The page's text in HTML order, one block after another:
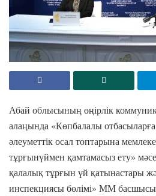
Абай облысының өңірлік
алаңында «Көпбалалы
әлеуметтік осал топтарына
тұрғынүймен қамтамасыз ету»
қалалық тұрғын үй қатынастары
инспекциясы бөлімі» ММ